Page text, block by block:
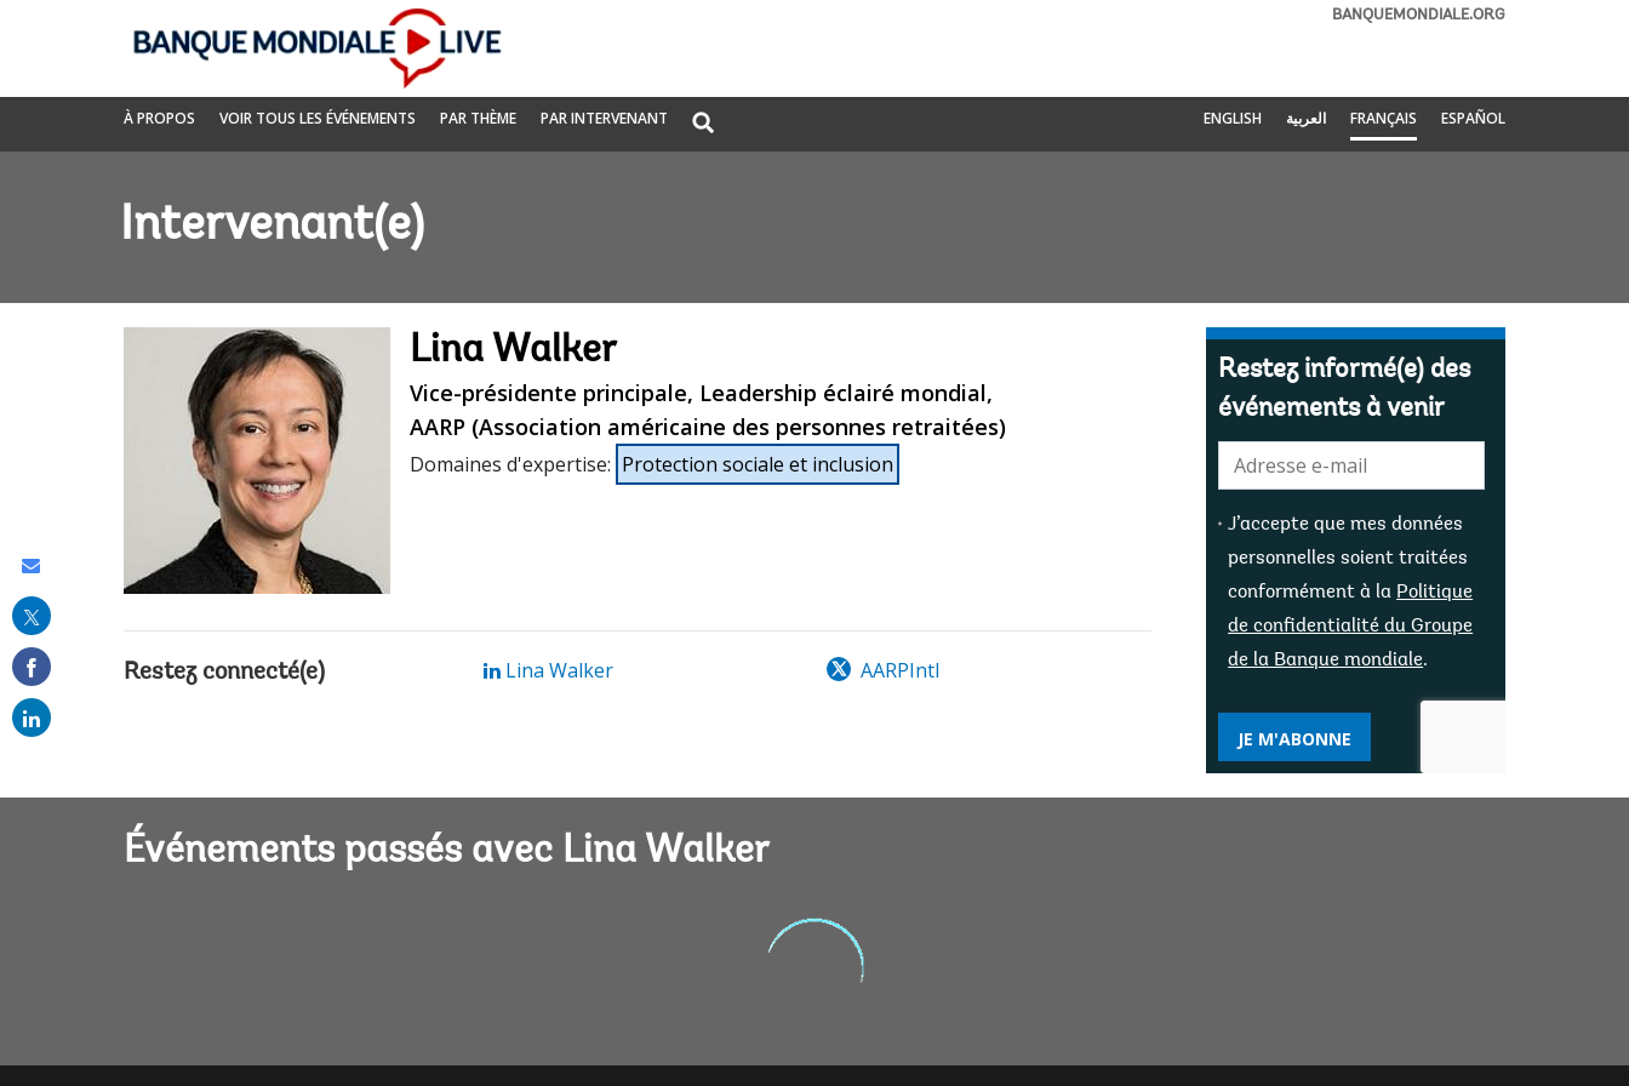
Navigation
Banque
mondiale
BANQUEMONDIALE.ORG
À PROPOS VOIR TOUS LES ÉVÉNEMENTS PAR THÈME PAR INTERVENANT
Global
ENGLISH العربية FRANÇAIS ESPAÑOL
Intervenant(e)
Lina Walker
Vice-présidente principale, Leadership éclairé mondial,
AARP (Association américaine des personnes retraitées)
Domaines d'expertise: Protection sociale et inclusion
Restez connecté(e) Lina Walker AARPIntl
Restez informé(e) des
événements à venir
mail:
J’accepte que mes données
personnelles soient traitées
conformément à la Politique
de confidentialité du Groupe
de la Banque mondiale.
JE M'ABONNE
Événements passés avec Lina Walker
this
email